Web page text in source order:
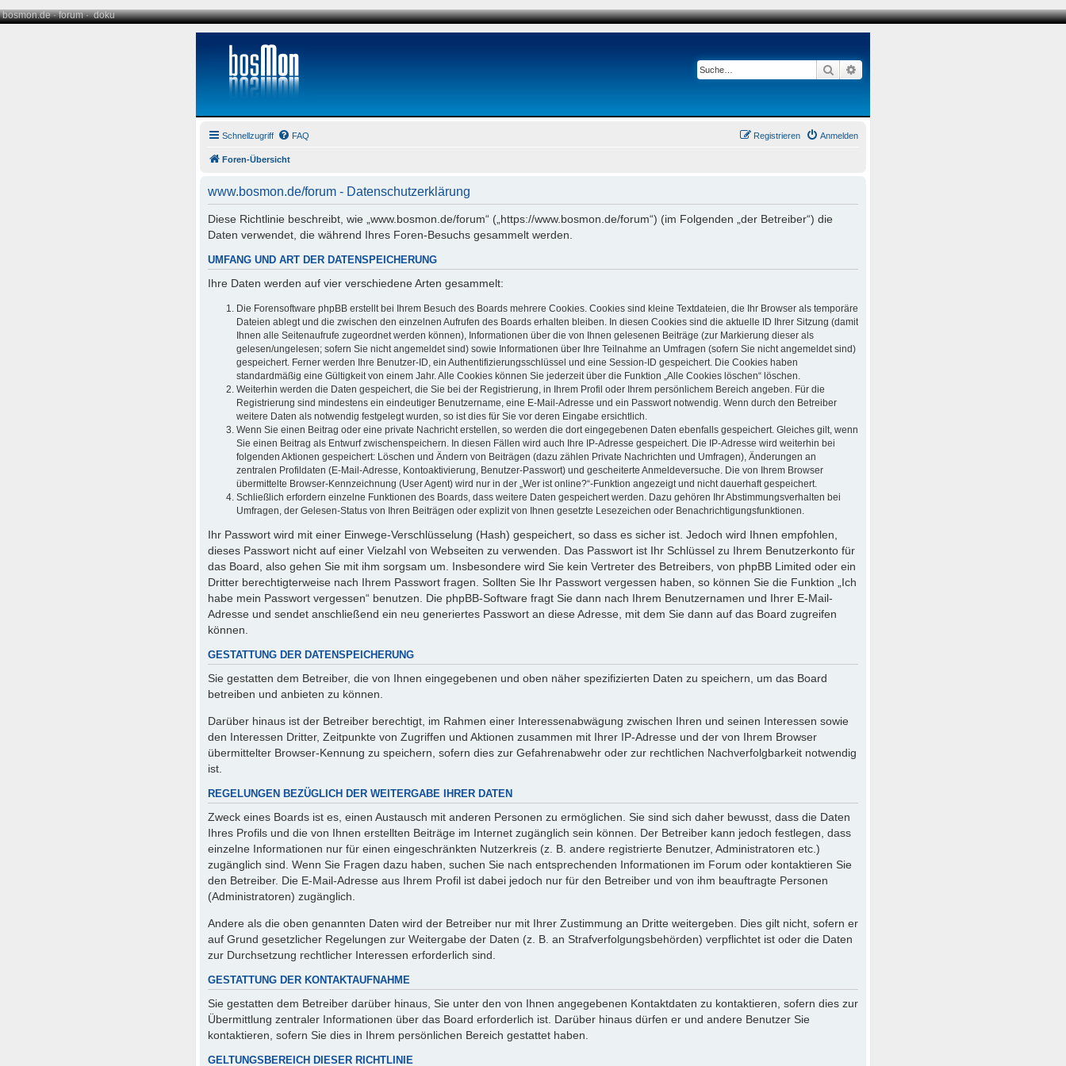
bosmon.de·forum·doku
Suche
Schnellzugriff FAQ Anmelden
Registrieren
Foren-Übersicht
www.bosmon.de/forum - Datenschutzerklärung
Diese Richtlinie beschreibt, wie „www.bosmon.de/forum“ („https://www.bosmon.de/forum“) (im Folgenden „der Betreiber“) die
Daten verwendet, die während Ihres Foren-Besuchs gesammelt werden.
UMFANG UND ART DER DATENSPEICHERUNG
Ihre Daten werden auf vier verschiedene Arten gesammelt:
Die Forensoftware phpBB erstellt bei Ihrem Besuch des Boards mehrere Cookies. Cookies sind kleine Textdateien, die Ihr Browser als temporäre
Dateien ablegt und die zwischen den einzelnen Aufrufen des Boards erhalten bleiben. In diesen Cookies sind die aktuelle ID Ihrer Sitzung (damit
Ihnen alle Seitenaufrufe zugeordnet werden können), Informationen über die von Ihnen gelesenen Beiträge (zur Markierung dieser als
gelesen/ungelesen; sofern Sie nicht angemeldet sind) sowie Informationen über Ihre Teilnahme an Umfragen (sofern Sie nicht angemeldet sind)
gespeichert. Ferner werden Ihre Benutzer-ID, ein Authentifizierungsschlüssel und eine Session-ID gespeichert. Die Cookies haben
standardmäßig eine Gültigkeit von einem Jahr. Alle Cookies können Sie jederzeit über die Funktion „Alle Cookies löschen“ löschen.
Weiterhin werden die Daten gespeichert, die Sie bei der Registrierung, in Ihrem Profil oder Ihrem persönlichem Bereich angeben. Für die
Registrierung sind mindestens ein eindeutiger Benutzername, eine E-Mail-Adresse und ein Passwort notwendig. Wenn durch den Betreiber
weitere Daten als notwendig festgelegt wurden, so ist dies für Sie vor deren Eingabe ersichtlich.
Wenn Sie einen Beitrag oder eine private Nachricht erstellen, so werden die dort eingegebenen Daten ebenfalls gespeichert. Gleiches gilt, wenn
Sie einen Beitrag als Entwurf zwischenspeichern. In diesen Fällen wird auch Ihre IP-Adresse gespeichert. Die IP-Adresse wird weiterhin bei
folgenden Aktionen gespeichert: Löschen und Ändern von Beiträgen (dazu zählen Private Nachrichten und Umfragen), Änderungen an
zentralen Profildaten (E-Mail-Adresse, Kontoaktivierung, Benutzer-Passwort) und gescheiterte Anmeldeversuche. Die von Ihrem Browser
übermittelte Browser-Kennzeichnung (User Agent) wird nur in der „Wer ist online?“-Funktion angezeigt und nicht dauerhaft gespeichert.
Schließlich erfordern einzelne Funktionen des Boards, dass weitere Daten gespeichert werden. Dazu gehören Ihr Abstimmungsverhalten bei
Umfragen, der Gelesen-Status von Ihren Beiträgen oder explizit von Ihnen gesetzte Lesezeichen oder Benachrichtigungsfunktionen.
Ihr Passwort wird mit einer Einwege-Verschlüsselung (Hash) gespeichert, so dass es sicher ist. Jedoch wird Ihnen empfohlen,
dieses Passwort nicht auf einer Vielzahl von Webseiten zu verwenden. Das Passwort ist Ihr Schlüssel zu Ihrem Benutzerkonto für
das Board, also gehen Sie mit ihm sorgsam um. Insbesondere wird Sie kein Vertreter des Betreibers, von phpBB Limited oder ein
Dritter berechtigterweise nach Ihrem Passwort fragen. Sollten Sie Ihr Passwort vergessen haben, so können Sie die Funktion „Ich
habe mein Passwort vergessen“ benutzen. Die phpBB-Software fragt Sie dann nach Ihrem Benutzernamen und Ihrer E-Mail-
Adresse und sendet anschließend ein neu generiertes Passwort an diese Adresse, mit dem Sie dann auf das Board zugreifen
können.
GESTATTUNG DER DATENSPEICHERUNG
Sie gestatten dem Betreiber, die von Ihnen eingegebenen und oben näher spezifizierten Daten zu speichern, um das Board
betreiben und anbieten zu können.
Darüber hinaus ist der Betreiber berechtigt, im Rahmen einer Interessenabwägung zwischen Ihren und seinen Interessen sowie
den Interessen Dritter, Zeitpunkte von Zugriffen und Aktionen zusammen mit Ihrer IP-Adresse und der von Ihrem Browser
übermittelter Browser-Kennung zu speichern, sofern dies zur Gefahrenabwehr oder zur rechtlichen Nachverfolgbarkeit notwendig
ist.
REGELUNGEN BEZÜGLICH DER WEITERGABE IHRER DATEN
Zweck eines Boards ist es, einen Austausch mit anderen Personen zu ermöglichen. Sie sind sich daher bewusst, dass die Daten
Ihres Profils und die von Ihnen erstellten Beiträge im Internet zugänglich sein können. Der Betreiber kann jedoch festlegen, dass
einzelne Informationen nur für einen eingeschränkten Nutzerkreis (z. B. andere registrierte Benutzer, Administratoren etc.)
zugänglich sind. Wenn Sie Fragen dazu haben, suchen Sie nach entsprechenden Informationen im Forum oder kontaktieren Sie
den Betreiber. Die E-Mail-Adresse aus Ihrem Profil ist dabei jedoch nur für den Betreiber und von ihm beauftragte Personen
(Administratoren) zugänglich.
Andere als die oben genannten Daten wird der Betreiber nur mit Ihrer Zustimmung an Dritte weitergeben. Dies gilt nicht, sofern er
auf Grund gesetzlicher Regelungen zur Weitergabe der Daten (z. B. an Strafverfolgungsbehörden) verpflichtet ist oder die Daten
zur Durchsetzung rechtlicher Interessen erforderlich sind.
GESTATTUNG DER KONTAKTAUFNAHME
Sie gestatten dem Betreiber darüber hinaus, Sie unter den von Ihnen angegebenen Kontaktdaten zu kontaktieren, sofern dies zur
Übermittlung zentraler Informationen über das Board erforderlich ist. Darüber hinaus dürfen er und andere Benutzer Sie
kontaktieren, sofern Sie dies in Ihrem persönlichen Bereich gestattet haben.
GELTUNGSBEREICH DIESER RICHTLINIE